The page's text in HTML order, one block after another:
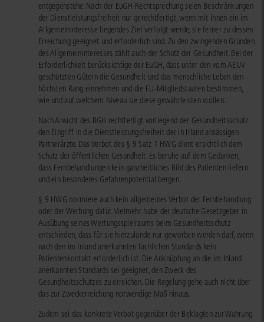
entgegenstehe. Nach der EuGH-Rechtsprechung seien Beschränkungen
der Dienstleistungsfreiheit nur gerechtfertigt, wenn mit ihnen ein im
Allgemeininteresse liegendes Ziel verfolgt werde, sie ferner zu dessen
Erreichung geeignet und erforderlich sind. Zu den zwingenden Gründen
des Allgemeininteresses zählt auch der Schutz der Gesundheit. Bei der
Erforderlichkeit berücksichtige der EuGH, dass unter den vom AEUV
geschützten Gütern die Gesundheit und das menschliche Leben den
höchsten Rang einnehmen und die EU-Mitgliedstaaten bestimmen,
wie und auf welchem Niveau sie diese gewährleisten wollen.
Nach Ansicht des BGH rechtfertigt vorliegend der Gesundheitsschutz
den Eingriff in die Dienstleistungsfreiheit der in Irland ansässigen
Partnerärzte. Das Verbot des § 9 Satz 1 HWG dient ersichtlich dem
Schutz der öffentlichen Gesundheit. Es beruhe auf dem Gedanken,
dass Fernbehandlungen kein ganzheitliches Bild des Patienten liefern
und ein besonderes Gefahrenpotential bergen.
§ 9 HWG normiere auch kein allgemeines Verbot der Fernbehandlung
oder der Werbung dafür. Vielmehr habe der deutsche Gesetzgeber in
Ausübung seines Wertungsspielraums beim Gesundheitsschutz
entschieden, dass für sie hierzulande nur geworben werden darf, wenn
nach den im Inland anerkannten fachlichen Standards kein
Patientenkontakt erforderlich ist. Die Anknüpfung an die im Inland
anerkannten Standards sei geeignet, den Zweck des
Gesundheitsschutzes zu erreichen. Die Regelung gehe auch nicht über
das zur Zweckerreichung notwendige Maß hinaus.
Zudem sei das konkrete Verbot gegenüber der Beklagten zur Wahrung